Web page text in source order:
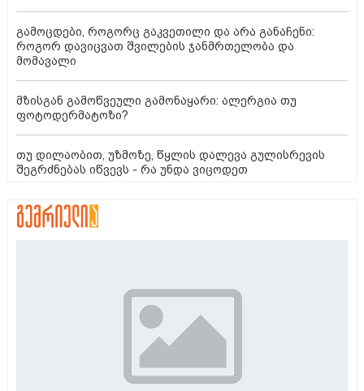
გამოცდები, როგორც გაკვეთილი და არა განაჩენი:
როგორ დავიცვათ შვილების ჯანმრთელობა და
მომავალი
მზისგან გამოწვეული გამონაყარი: ალერგია თუ
ფოტოდერმატოზი?
თუ დილაობით, უზმოზე, წყლის დალევა გულისრევის
შეგრძნებას იწვევს - რა უნდა ვიცოდეთ